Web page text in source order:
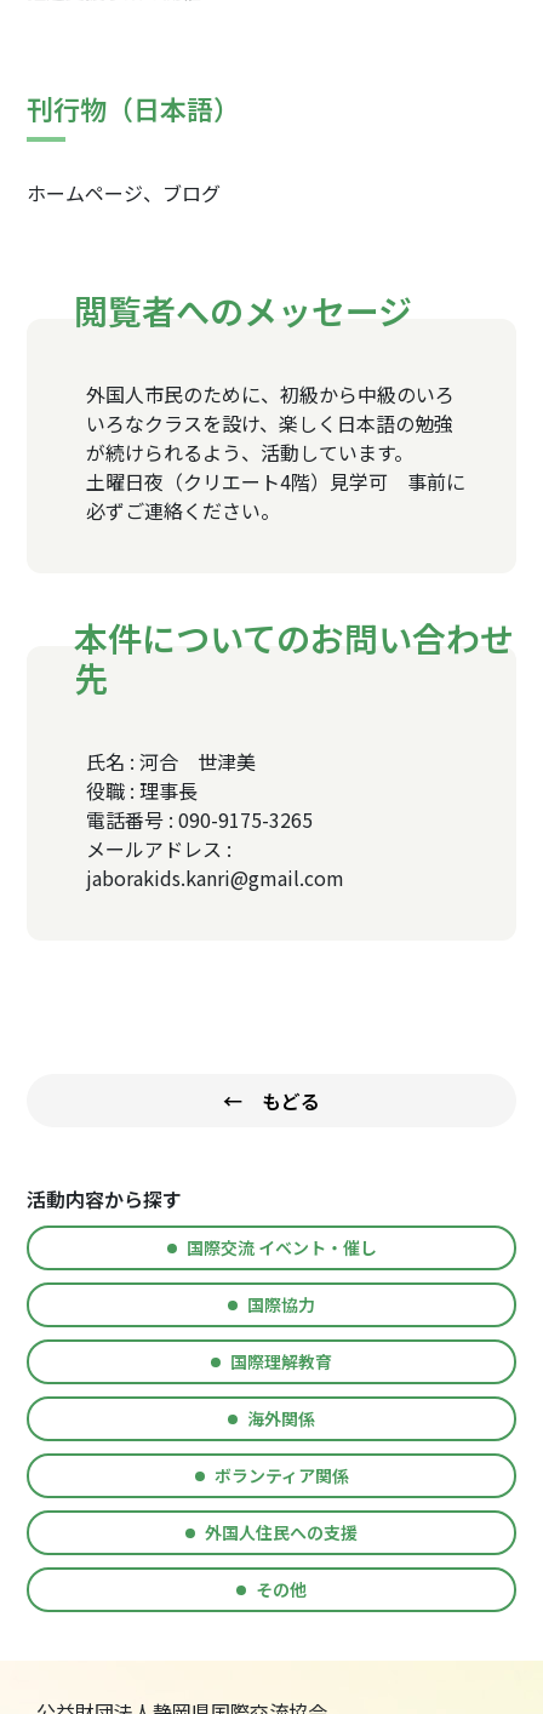
← もどる
活動内容から探す
国際交流 イベント・催し
国際協力
国際理解教育
海外関係
ボランティア関係
外国人住民への支援
その他
刊行物（日本語）
ホームページ、ブログ
閲覧者へのメッセージ
外国人市民のために、初級から中級のいろ
いろなクラスを設け、楽しく日本語の勉強
が続けられるよう、活動しています。
土曜日夜（クリエート4階）見学可 事前に
必ずご連絡ください。
本件についてのお問い合わせ
先
氏名 : 河合 世津美
役職 : 理事長
電話番号 : 090-9175-3265
メールアドレス :
jaborakids.kanri@gmail.com